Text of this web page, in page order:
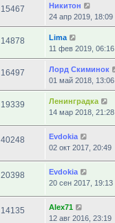
15467
Никитон
24 апр 2019, 18:09
14878
Lima
11 фев 2019, 06:16
16497
Лорд Скиминок
01 май 2018, 13:06
19339
Ленинградка
14 мар 2018, 21:28
40248
Evdokia
02 окт 2017, 20:49
20398
Evdokia
20 сен 2017, 19:13
14135
Alex71
12 авг 2016, 23:19